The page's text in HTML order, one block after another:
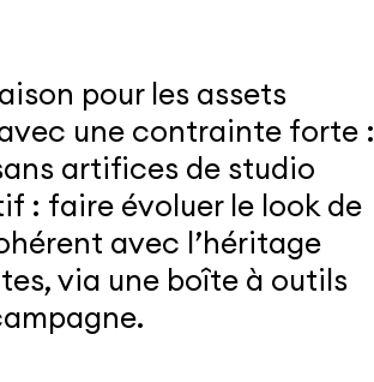
pour les assets
une contrainte forte :
artifices de studio
: faire évoluer le look de
avec l’héritage
via une boîte à outils